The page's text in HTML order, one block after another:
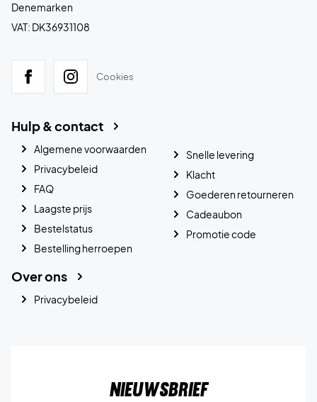
Denemarken
VAT: DK36931108
Cookies
Hulp & contact
Algemene voorwaarden
Privacybeleid
FAQ
Laagste prijs
Bestelstatus
Bestelling herroepen
Snelle levering
Klacht
Goederen retourneren
Cadeaubon
Promotie code
Over ons
Privacybeleid
Nieuwsbrief